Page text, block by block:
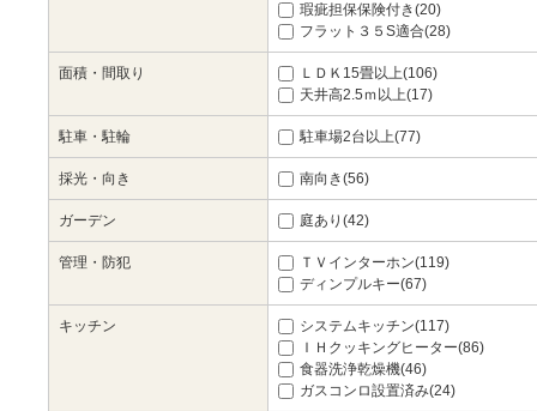
瑕疵担保保険付き(20)
フラット３５S適合(28)
面積・間取り
ＬＤＫ15畳以上(106)
天井高2.5ｍ以上(17)
駐車・駐輪 駐車場2台以上(77)
採光・向き 南向き(56)
ガーデン 庭あり(42)
管理・防犯
ＴＶインターホン(119)
ディンプルキー(67)
キッチン
システムキッチン(117)
ＩＨクッキングヒーター(86)
食器洗浄乾燥機(46)
ガスコンロ設置済み(24)